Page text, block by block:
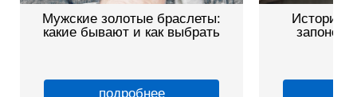
Мужские золотые браслеты:
какие бывают и как выбрать
подробнее
История
запонок: